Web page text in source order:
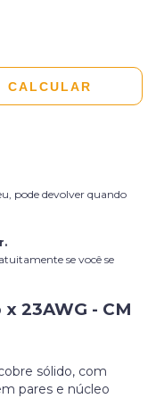
CALCULAR
pode devolver quando
se você se
23AWG - CM
sólido, com
pares e núcleo